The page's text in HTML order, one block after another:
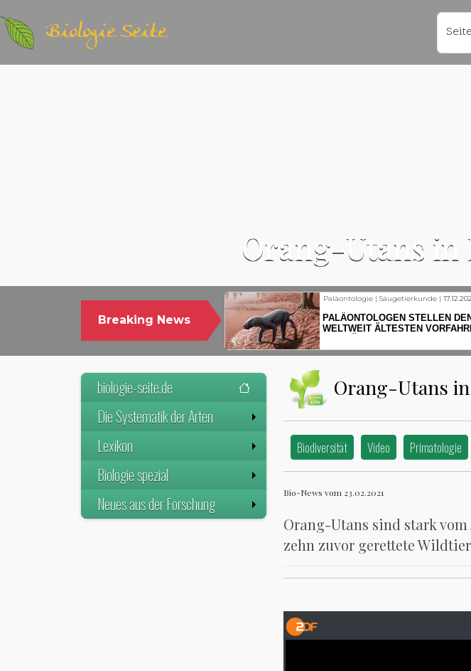
Biologie Seite
Orang-Utans in
Breaking News
Fischkunde | Klimawandel |18.11.2024
KLIMAWANDEL SETZT
HERINGSLARVEN UNTER
biologie-seite.de
Die Systematik der Arten
Lexikon
Biologie spezial
Neues aus der Forschung
Orang-Utans
Biodiversität Video Primatologie
Bio-News vom 23.02.2021
Orang-Utans sind stark
zehn zuvor gerettete